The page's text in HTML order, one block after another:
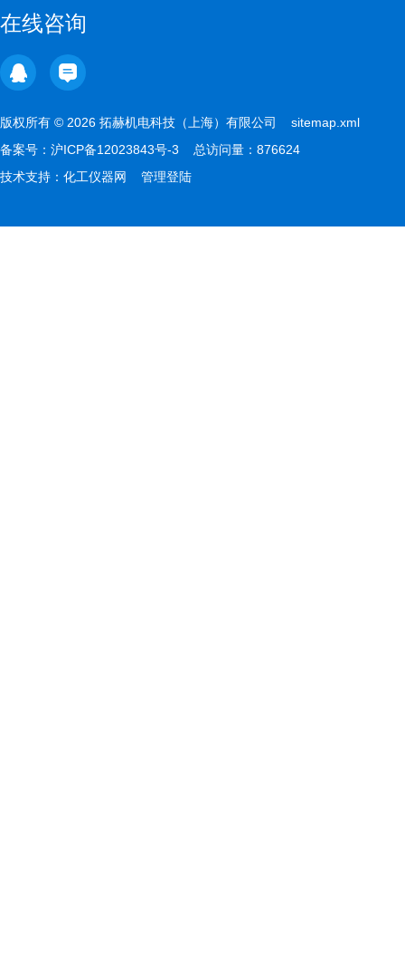
在线咨询
版权所有 © 2026 拓赫机电科技（上海）有限公司 sitemap.xml
备案号： 沪ICP备12023843号-3 总访问量：876624
技术支持： 化工仪器网 管理登陆